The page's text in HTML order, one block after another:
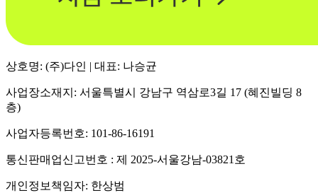
상호명: (주)다인 | 대표: 나승균
사업장소재지: 서울특별시 강남구 역삼로3길 17 (혜진빌딩 8
층)
사업자등록번호: 101-86-16191
통신판매업신고번호 : 제 2025-서울강남-03821호
개인정보책임자: 한상범